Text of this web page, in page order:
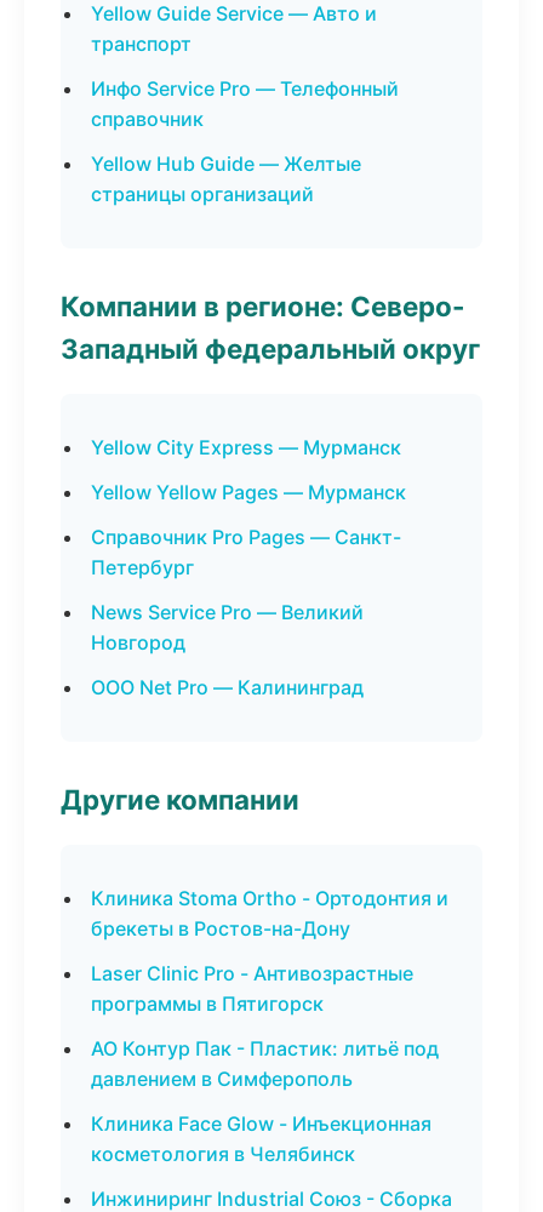
Yellow Guide Service — Авто и
транспорт
Инфо Service Pro — Телефонный
справочник
Yellow Hub Guide — Желтые
страницы организаций
Компании в регионе: Северо-
Западный федеральный округ
Yellow City Express — Мурманск
Yellow Yellow Pages — Мурманск
Справочник Pro Pages — Санкт-
Петербург
News Service Pro — Великий
Новгород
ООО Net Pro — Калининград
Другие компании
Клиника Stoma Ortho - Ортодонтия и
брекеты в Ростов-на-Дону
Laser Clinic Pro - Антивозрастные
программы в Пятигорск
АО Контур Пак - Пластик: литьё под
давлением в Симферополь
Клиника Face Glow - Инъекционная
косметология в Челябинск
Инжиниринг Industrial Союз - Сборка